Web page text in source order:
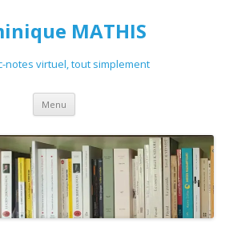
MATHIS
notes virtuel, tout simplement
Menu Aller
contenu